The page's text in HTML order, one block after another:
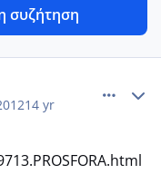
συζήτηση
14 yr